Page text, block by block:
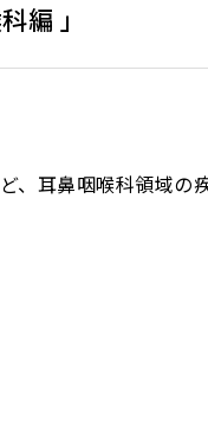
編 」
耳鼻咽喉科領域の